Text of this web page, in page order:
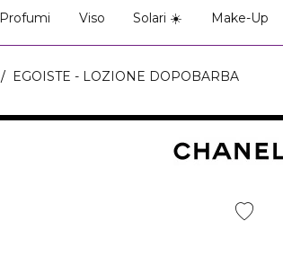
Profumi Viso Solari ☀️ Make-Up
EGOISTE - LOZIONE DOPOBARBA